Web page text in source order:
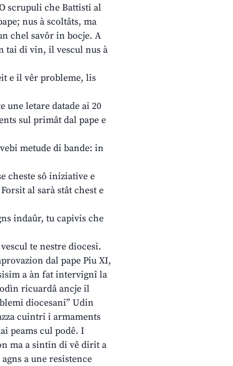
scrupuli che Battisti al
nus à scoltâts, ma
chel savôr in bocje. A
tai di vin, il vescul nus à
e il vêr probleme, lis
une letare datade ai 20
sul primât dal pape e
metude di bande: in
cheste sô iniziative e
al sarà stât chest e
indaûr, tu capivis che
te nestre diocesi.
dal pape Piu XI,
a àn fat intervignî la
ricuardâ ancje il
diocesani” Udin
cuintri i armaments
peams cul podê. I
ma a sintin di vê dirit a
a une resistence